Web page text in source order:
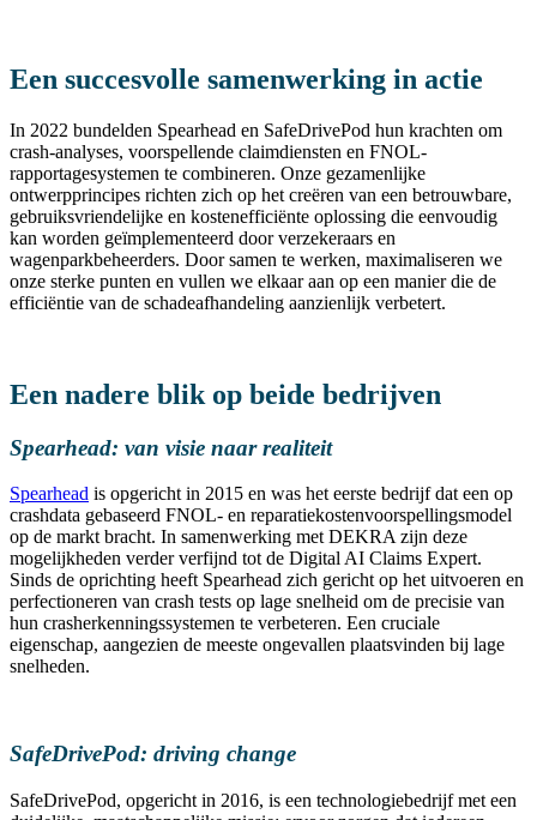
Een succesvolle samenwerking in actie
In 2022 bundelden Spearhead en SafeDrivePod hun krachten om
crash-analyses, voorspellende claimdiensten en FNOL-
rapportagesystemen te combineren. Onze gezamenlijke
ontwerpprincipes richten zich op het creëren van een betrouwbare,
gebruiksvriendelijke en kostenefficiënte oplossing die eenvoudig
kan worden geïmplementeerd door verzekeraars en
wagenparkbeheerders. Door samen te werken, maximaliseren we
onze sterke punten en vullen we elkaar aan op een manier die de
efficiëntie van de schadeafhandeling aanzienlijk verbetert.
Een nadere blik op beide bedrijven
Spearhead: van visie naar realiteit
Spearhead is opgericht in 2015 en was het eerste bedrijf dat een op
crashdata gebaseerd FNOL- en reparatiekostenvoorspellingsmodel
op de markt bracht. In samenwerking met DEKRA zijn deze
mogelijkheden verder verfijnd tot de Digital AI Claims Expert.
Sinds de oprichting heeft Spearhead zich gericht op het uitvoeren en
perfectioneren van crash tests op lage snelheid om de precisie van
hun crasherkenningssystemen te verbeteren. Een cruciale
eigenschap, aangezien de meeste ongevallen plaatsvinden bij lage
snelheden.
SafeDrivePod: driving change
SafeDrivePod, opgericht in 2016, is een technologiebedrijf met een